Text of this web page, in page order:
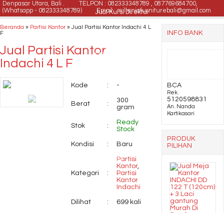
Jual Kursi Direktur
Lemari Pakaian
Mesh 107
Denpasar Utara, Bali .
TELPON : 082333348789 , 087769684700,
(Whatsapp - 082333348789)
Email : milleniafurniturebali@gmail.com
Beranda » Partisi Kantor» Jual Partisi Kantor Indachi 4 L
F
Jual Partisi Kantor
Indachi 4 L F
Kode : -
Berat :
300
gram
Stok :
Ready
Stock
Kondisi : Baru
Kategori :
Partisi
Kantor,
Partisi
Kantor
Indachi
Dilihat : 699 kali
INFO BANK
BCA
Rek.
5120598831
An. Nanda
Kartikasari
PRODUK
PILIHAN